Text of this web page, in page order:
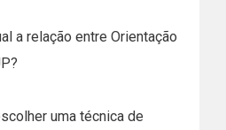
a relação entre Orientação
uma técnica de